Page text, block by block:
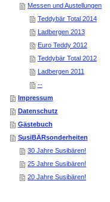
Messen und Austellungen
Teddybär Total 2014
Ladbergen 2013
Euro Teddy 2012
Teddybär Total 2012
Ladbergen 2011
--
Impressum
Datenschutz
Gästebuch
SusiBÄRsonderheiten
30 Jahre Susibären!
25 Jahre Susibären!
20 Jahre Susibären!